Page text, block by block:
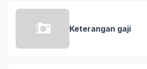
Keterangan gaji